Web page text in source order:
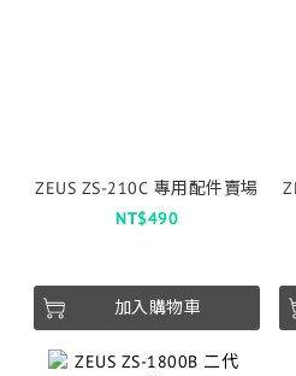
ZEUS ZS-210C 專用配件賣場
NT$490
加入購物車